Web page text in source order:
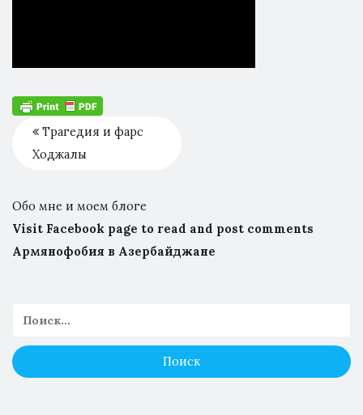
Трагедия и фарс
Ходжалы
Обо мне и моем блоге
Visit Facebook page to read and post comments
Армянофобия в Азербайджане